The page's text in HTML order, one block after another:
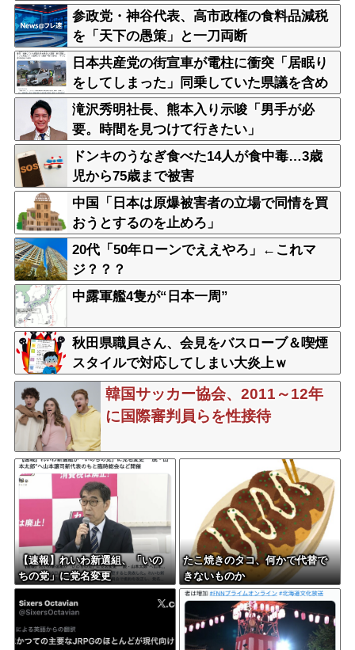
参政党・神谷代表、高市政権の食料品減税
を「天下の愚策」と一刀両断
日本共産党の街宣車が電柱に衝突「居眠り
をしてしまった」同乗していた県議を含め
男女3人重傷
滝沢秀明社長、熊本入り示唆「男手が必
要。時間を見つけて行きたい」
ドンキのうなぎ食べた14人が食中毒…3歳
児から75歳まで被害
中国「日本は原爆被害者の立場で同情を買
おうとするのを止めろ」
20代「50年ローンでええやろ」←これマ
ジ？？？
中露軍艦4隻が“日本一周”
秋田県職員さん、会見をバスローブ＆喫煙
スタイルで対応してしまい大炎上ｗ
韓国サッカー協会、2011～12年
に国際審判員らを性接待
【速報】れいわ新選組、「いの
ちの党」に党名変更
たこ焼きのタコ、何かで代替で
きないものか